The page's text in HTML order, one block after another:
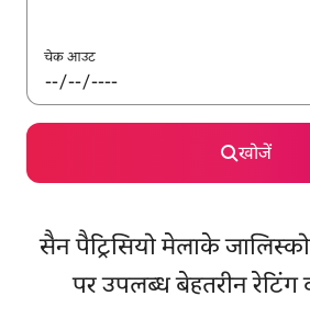
चेक आउट
खोजें
सैन पैट्रिसियो मेलाके
पर उपलब्ध बेहतरीन रेटिंग